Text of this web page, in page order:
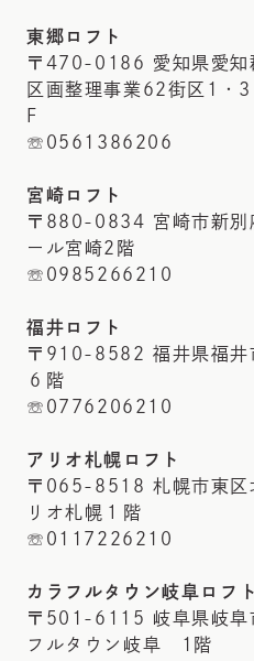
東郷ロフト
〒470-0186 愛知県愛知
区画整理事業62街区1・
F
☏0561386206
宮崎ロフト
〒880-0834 宮崎市新別
ール宮崎2階
☏0985266210
福井ロフト
〒910-8582 福井県福
６階
☏0776206210
アリオ札幌ロフト
〒065-8518 札幌市東
リオ札幌１階
☏0117226210
カラフルタウン岐阜ロフト
〒501-6115 岐阜県岐阜
フルタウン岐阜 1階